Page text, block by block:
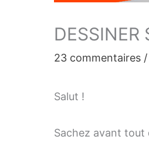
DESSINER
23 commentaires
Salut !
Sachez avant tout